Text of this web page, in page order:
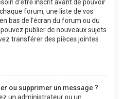
d’être inscrit avant de pouvoir
forum, une liste de vos
bas de l’écran du forum ou du
publier de nouveaux sujets
transférer des pièces jointes
ou supprimer un message ?
un administrateur ou un